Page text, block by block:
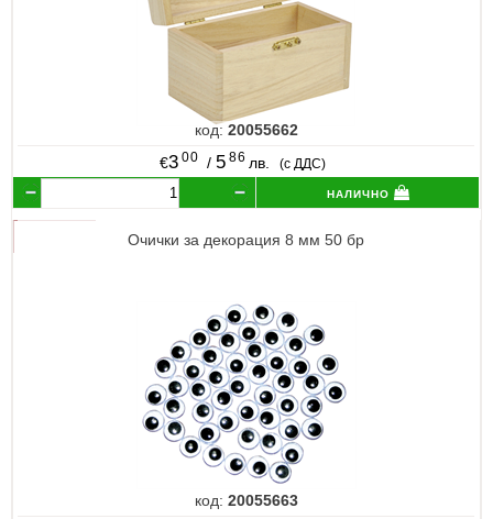
код: 20055662
€3 00 / 5 86 лв. (с ДДС)
налично
Очички за декорация 8 мм 50 бр
код: 20055663